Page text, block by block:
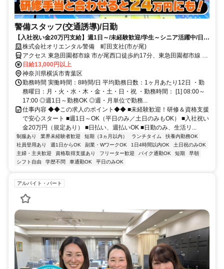
警備スタッフ(交通誘導)/日勤
【入社祝い金20万円支給】週1日～/未経験歓迎/学生～シニア活躍中/日払
い・週払いOK/履歴書不要！
株式会社オリエンタル警備 町田支社(市が尾)
アクセス 東急田園都市線 市が尾西口徒歩約17分、東急田園都市線 藤
が丘（神奈川県）正面口徒歩約27分、東急田園都市線 江田（神奈川
県）西口徒歩約28分 (面接地/町田支社)東京都町田市森野１丁目１３
－３ 竹内ビル４Ｆ
日給13,000円以上
神奈川県横浜市青葉区
勤務時間 実働時間：8時間/日 平均勤務日数：1ヶ月あたり12日 ・勤
務曜日：月・火・水・木・金・土・日・祝 ・勤務時間： [1] 08:00～
17:00 ◎週1日～勤務OK ◎週・月単位で勤務...
仕事内容 ◆◆この求人のポイント◆◆ ■未経験歓迎！研修＆資格支援
で安心スタート ■週1日～OK（平日のみ／土日のみもOK） ■入社祝い
金20万円（規定あり） ■日払い、週払いOK ■日勤のみ、生活リ...
制服あり 業界未経験者歓迎 短期（3ヵ月以内） ランチタイム
扶養内勤務OK
社員登用あり
週1日からOK 副業・WワークOK 1日4時間以内OK
土日祝のみOK
主婦・主夫歓迎
資格取得支援あり フリーター歓迎 バイク通勤OK 短期
早朝
シフト自由
学歴不問 車通勤OK 平日のみOK
アルバイト・パート